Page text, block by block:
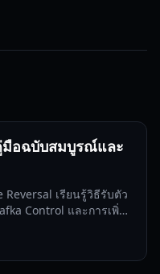
อฉบับสมบูรณ์และ
Reversal เรียนรู้วิธีรับตัว
Control และการเพิ่ม